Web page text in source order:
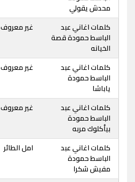
محدش يقولي
كلمات اغاني عبد
الباسط حمودة قصة
الخيانه
غير معروف
كلمات اغاني عبد
الباسط حمودة
ياباشا
غير معروف
كلمات اغاني عبد
الباسط حمودة
بيأكلوك مربه
غير معروف
كلمات اغاني عبد
الباسط حمودة
مفيش شكرا
امل الطائر